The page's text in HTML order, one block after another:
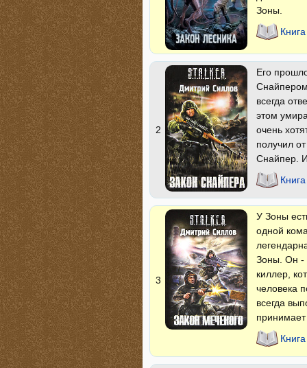
Зоны.
2
Его
всегда
этом
очень
получил
Снайпер.
3
У Зоны
одной
Зоны. Он -
киллер,
человека
всегда